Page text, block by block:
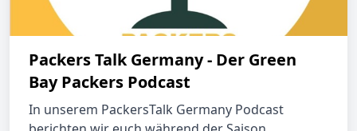
Packers Talk Germany - Der Green
Bay Packers Podcast
In unserem PackersTalk Germany Podcast